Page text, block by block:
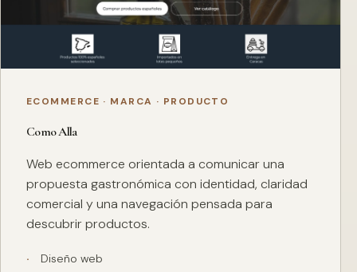
ECOMMERCE · MARCA · PRODUCTO
Como Alla
Web ecommerce orientada a comunicar una
propuesta gastronómica con identidad, claridad
comercial y una navegación pensada para
descubrir productos.
Diseño web